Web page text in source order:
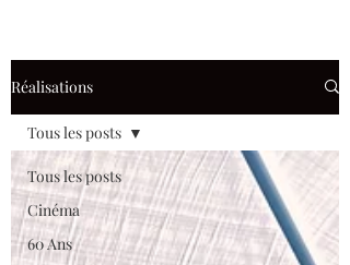
Réalisations
Tous les posts
Cinéma
60 Ans
Tous les posts